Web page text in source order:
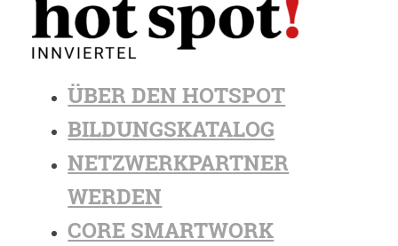
ÜBER DEN HOTSPOT
BILDUNGSKATALOG
NETZWERKPARTNER
WERDEN
CORE SMARTWORK